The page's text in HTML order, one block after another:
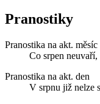
Pranostiky
Pranostika na akt. měsíc
Co srpen
Pranostika na akt. den
V srpnu již nelze